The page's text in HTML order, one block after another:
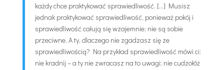
każdy chce praktykować sprawiedliwość. […] Musisz
jednak praktykować sprawiedliwość, ponieważ pokój i
sprawiedliwość całują się wzajemnie; nie są sobie
przeciwne. A ty, dlaczego nie zgadzasz się ze
sprawiedliwością? Na przykład sprawiedliwość mówi ci:
nie kradnij – a ty nie zwracasz na to uwagi; nie cudzołóż